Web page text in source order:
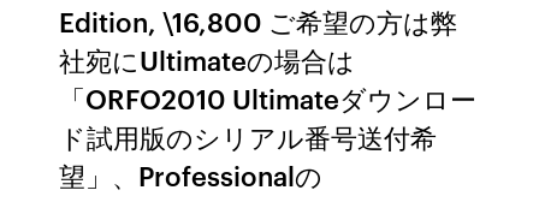
Edition, \16,800 ご希望の方は弊
社宛にUltimateの場合は
「ORFO2010 Ultimateダウンロー
ド試用版のシリアル番号送付希
望」、Professionalの